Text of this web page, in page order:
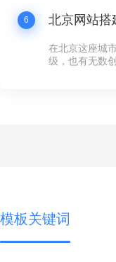
6
在北京这座城
级，也有无数
模板关键词